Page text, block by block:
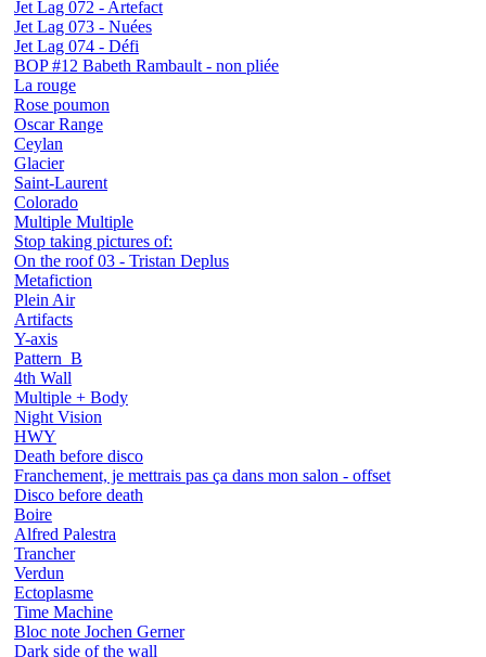
Jet Lag 072 - Artefact
Jet Lag 073 - Nuées
Jet Lag 074 - Défi
BOP #12 Babeth Rambault - non pliée
La rouge
Rose poumon
Oscar Range
Ceylan
Glacier
Saint-Laurent
Colorado
Multiple Multiple
Stop taking pictures of:
On the roof 03 - Tristan Deplus
Metafiction
Plein Air
Artifacts
Y-axis
Pattern_B
4th Wall
Multiple + Body
Night Vision
HWY
Death before disco
Franchement, je mettrais pas ça dans mon salon - offset
Disco before death
Boire
Alfred Palestra
Trancher
Verdun
Ectoplasme
Time Machine
Bloc note Jochen Gerner
Dark side of the wall